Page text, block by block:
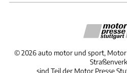
©2026 auto motor und sport,
sind Teil der Motor Presse